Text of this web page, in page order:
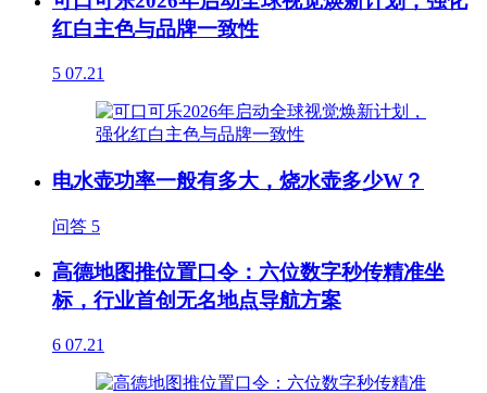
红白主色与品牌一致性
5 07.21
电水壶功率一般有多大，烧水壶多少W？
问答 5
高德地图推位置口令：六位数字秒传精准坐
标，行业首创无名地点导航方案
6 07.21